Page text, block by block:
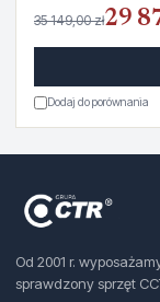
35 149,00 zł29
Dodaj do porównania
Od 2001 r.
sprawdzony sprzęt